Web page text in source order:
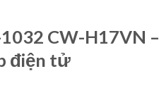
CW-H17VN –
điện tử